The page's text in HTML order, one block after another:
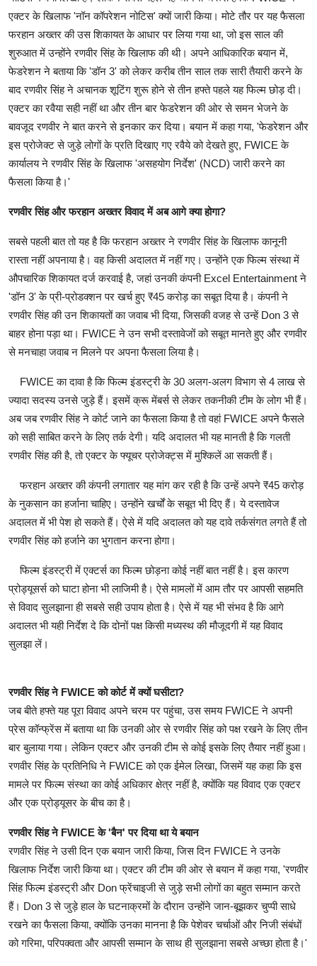
एक्‍टर के ख‍िलाफ 'नॉन कॉपरेशन नोटिस' क्‍यों जारी किया। मोटे तौर पर यह फैसला
फरहान अख्‍तर की उस शिकायत के आधार पर लिया गया था, जो इस साल की
शुरुआत में उन्‍होंने रणवीर सिंह के ख‍िलाफ की थी। अपने आधिकारिक बयान में,
फेडरेशन ने बताया कि 'डॉन 3' को लेकर करीब तीन साल तक सारी तैयारी करने के
बाद रणवीर सिंह ने अचानक शूटिंग शुरू होने से तीन हफ्ते पहले यह फिल्‍म छोड़ दी।
एक्‍टर का रवैया सही नहीं था और तीन बार फेडरेशन की ओर से समन भेजने के
बावजूद रणवीर ने बात करने से इनकार कर दिया। बयान में कहा गया, 'फेडरेशन और
इस प्रोजेक्ट से जुड़े लोगों के प्रति दिखाए गए रवैये को देखते हुए, FWICE के
कार्यालय ने रणवीर सिंह के ख‍िलाफ 'असहयोग निर्देश' (NCD) जारी करने का
फैसला किया है।'
रणवीर सिंह और फरहान अख्‍तर विवाद में अब आगे क्या होगा?
सबसे पहली बात तो यह है कि फरहान अख्‍तर ने रणवीर सिंह के ख‍िलाफ कानूनी
रास्‍ता नहीं अपनाया है। वह किसी अदालत में नहीं गए। उन्‍होंने एक फ‍िल्म संस्था में
औपचारिक शिकायत दर्ज करवाई है, जहां उनकी कंपनी Excel Entertainment ने
'डॉन 3' के प्री-प्रोडक्‍शन पर खर्च हुए ₹45 करोड़ का सबूत दिया है। कंपनी ने
रणवीर सिंह की उन शिकायतों का जवाब भी दिया, जिसकी वजह से उन्हें Don 3 से
बाहर होना पड़ा था। FWICE ने उन सभी दस्तावेजों को सबूत मानते हुए और रणवीर
से मनचाहा जवाब न मिलने पर अपना फैसला लिया है।
FWICE का दावा है कि फिल्‍म इंडस्‍ट्री के 30 अलग-अलग विभाग से 4 लाख से
ज्यादा सदस्य उनसे जुड़े हैं। इसमें क्रू मेंबर्स से लेकर तकनीकी टीम के लोग भी हैं।
अब जब रणवीर सिंह ने कोर्ट जाने का फैसला किया है तो वहां FWICE अपने फैसले
को सही साबित करने के लिए तर्क देगी। यदि अदालत भी यह मानती है कि गलती
रणवीर सिंह की है, तो एक्‍टर के फ्यूचर प्रोजेक्‍ट्स में मुश्‍क‍िलें आ सकती हैं।
फरहान अख्‍तर की कंपनी लगातार यह मांग कर रही है कि उन्‍हें अपने ₹45 करोड़
के नुकसान का हर्जाना चाहिए। उन्‍होंने खर्चों के सबूत भी दिए हैं। ये दस्‍तावेज
अदालत में भी पेश हो सकते हैं। ऐसे में यदि अदालत को यह दावे तर्कसंगत लगते हैं तो
रणवीर सिंह को हर्जाने का भुगतान करना होगा।
फिल्‍म इंडस्‍ट्री में एक्‍टर्स का फिल्‍म छोड़ना कोई नहीं बात नहीं है। इस कारण
प्रोड्यूसर्स को घाटा होना भी लाजिमी है। ऐसे मामलों में आम तौर पर आपसी सहमति
से विवाद सुलझाना ही सबसे सही उपाय होता है। ऐसे में यह भी संभव है कि आगे
अदालत भी यही निर्देश दे कि दोनों पक्ष किसी मध्यस्थ की मौजूदगी में यह विवाद
सुलझा लें।
रणवीर सिंह ने FWICE को कोर्ट में क्‍यों घसीटा?
जब बीते हफ्ते यह पूरा विवाद अपने चरम पर पहुंचा, उस समय FWICE ने अपनी
प्रेस कॉन्‍फ्रेंस में बताया था कि उनकी ओर से रणवीर सिंह को पक्ष रखने के लिए तीन
बार बुलाया गया। लेकिन एक्‍टर और उनकी टीम से कोई इसके लिए तैयार नहीं हुआ।
रणवीर सिंह के प्रतिनिधि ने FWICE को एक ईमेल लिखा, जिसमें यह कहा कि इस
मामले पर फ‍िल्म संस्था का कोई अधिकार क्षेत्र नहीं है, क्योंकि यह विवाद एक एक्‍टर
और एक प्रोड्यूसर के बीच का है।
रणवीर सिंह ने FWICE के 'बैन' पर दिया था ये बयान
रणवीर सिंह ने उसी दिन एक बयान जारी किया, जिस दिन FWICE ने उनके
ख‍िलाफ निर्देश जारी किया था। एक्‍टर की टीम की ओर से बयान में कहा गया, 'रणवीर
सिंह फ‍िल्म इंडस्‍ट्री और Don फ्रेंचाइजी से जुड़े सभी लोगों का बहुत सम्मान करते
हैं। Don 3 से जुड़े हाल के घटनाक्रमों के दौरान उन्होंने जान-बूझकर चुप्पी साधे
रखने का फैसला किया, क्योंकि उनका मानना है कि पेशेवर चर्चाओं और निजी संबंधों
को गरिमा, परिपक्वता और आपसी सम्मान के साथ ही सुलझाना सबसे अच्छा होता है।'